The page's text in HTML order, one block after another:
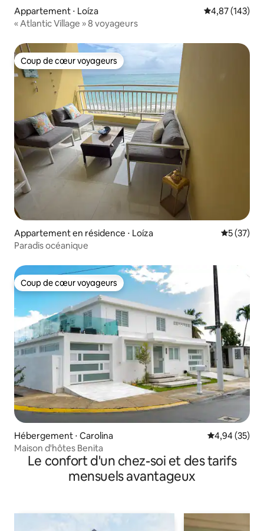
Appartement ⋅ Loíza Évaluation
4,87 (143)
« Atlantic Village » 8 voyageurs
Coup de cœur voyageurs
Coup de cœur voyageurs
Appartement en résidence ⋅ Loíza
5 (37)
Paradis océanique
Coup de cœur voyageurs
Coup de cœur voyageurs
Hébergement ⋅ Carolina Évaluation
4,94 (35)
Maison d'hôtes Benita
Le confort d'un chez-soi et des tarifs
mensuels avantageux